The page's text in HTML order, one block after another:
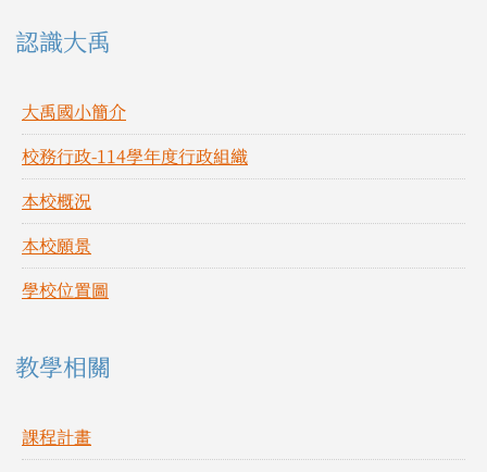
左邊區域內容
認識大禹
大禹國小簡介
校務行政-114學年度行政組織
本校概況
本校願景
學校位置圖
教學相關
課程計畫